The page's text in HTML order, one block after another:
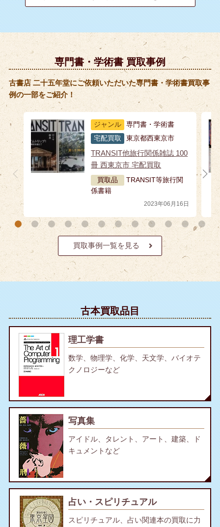
専門書・学術書 買取事例
古書店 二十五年堂にご依頼いただいた専門書・学術書買取事
例の一部をご紹介！
ジャンル
専門書・学術書
宅配買取
東京都西東京市
TRANSIT他旅行関係雑誌 100
冊 西東京市 宅配買取
買取品
TRANSIT等旅行関
係書籍
2023年06月16日
買取事例一覧を見る
古本買取品目
理工学書
数学、物理学、化学、天文学、バイオテ
クノロジーなど
写真集
アイドル、タレント、アート、建築、ド
キュメントなど
占い・スピリチュアル
スピリチュアル、占い関連本の買取に力